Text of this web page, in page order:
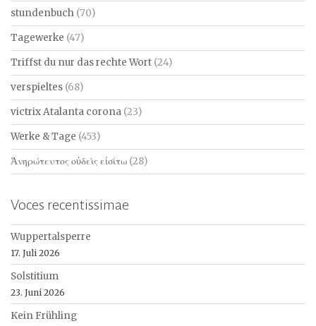
stundenbuch (70)
Tagewerke (47)
Triffst du nur das rechte Wort (24)
verspieltes (68)
victrix Atalanta corona (23)
Werke & Tage (453)
Ἀνηρώτευτος οὐδεὶς εἰσίτω (28)
Voces recentissimae
Wuppertalsperre
17. Juli 2026
Solstitium
23. Juni 2026
Kein Frühling